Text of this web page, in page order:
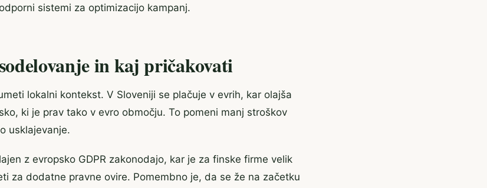
sistemi za optimizacijo kampanj.
in kaj pričakovati
lokalni kontekst. V Sloveniji se plačuje v evrih, kar olajša
ki je prav tako v evro območju. To pomeni manj stroškov
usklajevanje.
z evropsko GDPR zakonodajo, kar je za finske firme velik
za dodatne pravne ovire. Pomembno je, da se že na začetku